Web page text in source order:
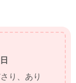
り、あり